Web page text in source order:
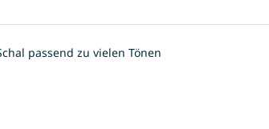
passend zu vielen Tönen